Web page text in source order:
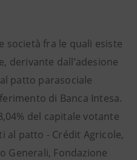
società fra le quali esiste
derivante dall’adesione
patto parasociale
di Banca Intesa.
del capitale votante
al patto - Crédit Agricole,
Generali, Fondazione